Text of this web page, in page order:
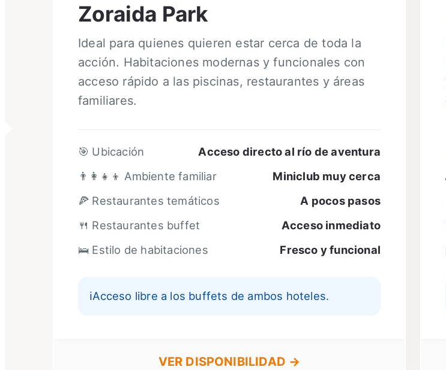
Zoraida Park
Ideal para quienes quieren estar cerca de toda la
acción. Habitaciones modernas y funcionales con
acceso rápido a las piscinas, restaurantes y áreas
familiares.
🎯 Ubicación
Acceso directo al río de aventura
👨‍👩‍👧‍👦 Ambiente familiar
Miniclub muy cerca
🍕 Restaurantes temáticos
A pocos pasos
🍴 Restaurantes buffet
Acceso inmediato
🛌 Estilo de habitaciones
Fresco y funcional
ℹ️Acceso libre a los buffets de ambos hoteles.
VER DISPONIBILIDAD →